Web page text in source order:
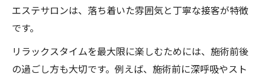
エステサロンは、落ち着いた雰囲気と丁寧な接客が特徴
です。
リラックスタイムを最大限に楽しむためには、施術前後
の過ごし方も大切です。例えば、施術前に深呼吸やスト